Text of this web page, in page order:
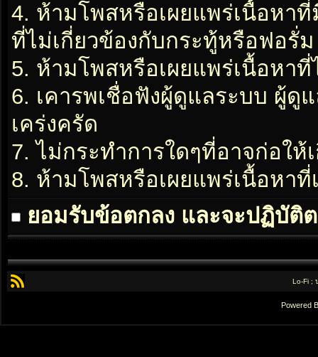
4. ห้ามโพสหรือเผยแพร่เนื้อหา
ที่ไม่เกี่ยวข้องกับกระทู้หรือฟอรั่ม
5. ห้ามโพสหรือเผยแพร่เนื้อหา
6. เคารพเชื่อฟังผู้ดูแลระบบ ผู้ดู
เคร่งครัด
7. ไม่กระทำการใดๆที่อาจก่อให้
8. ห้ามโพสหรือเผยแพร่เนื้อหา
ยอมรับข้อตกลง และจะปฏิบัติ
Lo-Fi ;
Powered